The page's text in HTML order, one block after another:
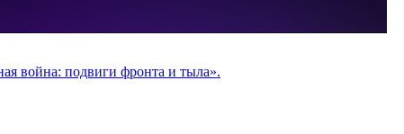
война: подвиги фронта и тыла».